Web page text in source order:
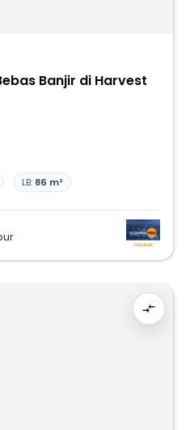
Banjir di Harvest
LB: 86 m²